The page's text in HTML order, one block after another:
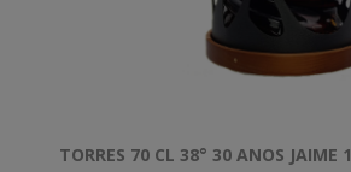
TORRES 70 CL 38° 30 ANOS JAIME 1